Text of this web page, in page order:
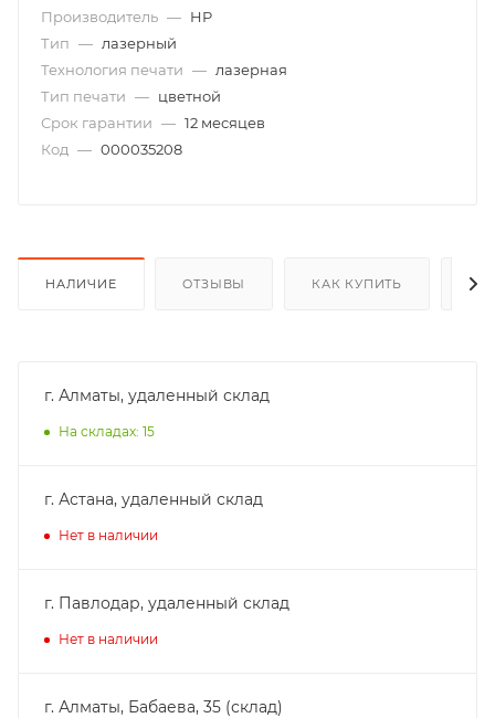
Производитель — HP
Тип — лазерный
Технология печати — лазерная
Тип печати — цветной
Срок гарантии — 12 месяцев
Код — 000035208
НАЛИЧИЕ ОТЗЫВЫ КАК КУПИТЬ
г. Алматы, удаленный склад
На складах: 15
г. Астана, удаленный склад
Нет в наличии
г. Павлодар, удаленный склад
Нет в наличии
г. Алматы, Бабаева, 35 (склад)